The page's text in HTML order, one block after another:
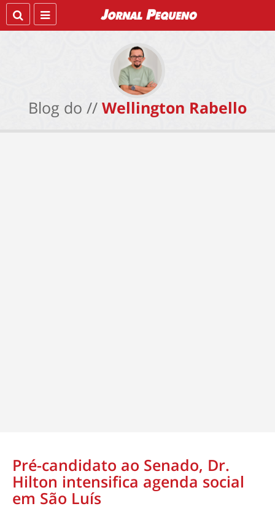
Blog do // Wellington Rabello
Pré-candidato ao Senado, Dr.
Hilton intensifica agenda social
em São Luís